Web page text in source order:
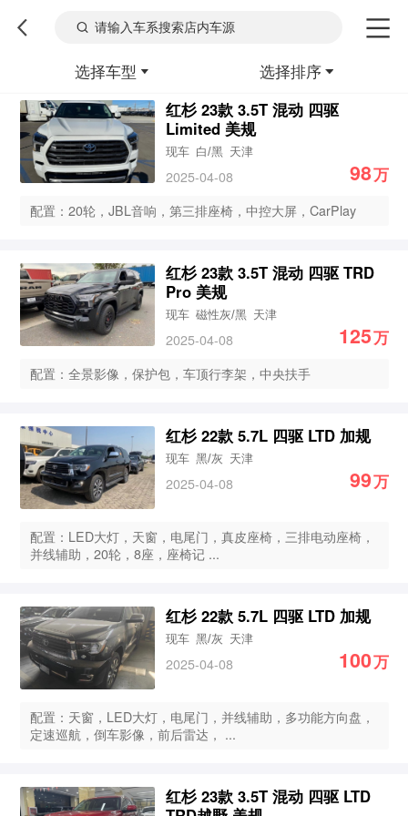
选择车型
选择排序
红杉 23款 3.5T 混动 四驱
Limited 美规
现车 白/黑 天津
2025-04-08 98万
配置：20轮，JBL音响，第三排座椅，中控大屏，CarPlay
红杉 23款 3.5T 混动 四驱 TRD
Pro 美规
现车 磁性灰/黑 天津
2025-04-08 125万
配置：全景影像，保护包，车顶行李架，中央扶手
红杉 22款 5.7L 四驱 LTD 加规
现车 黑/灰 天津
2025-04-08 99万
配置：LED大灯，天窗，电尾门，真皮座椅，三排电动座椅，
并线辅助，20轮，8座，座椅记 ...
红杉 22款 5.7L 四驱 LTD 加规
现车 黑/灰 天津
2025-04-08 100万
配置：天窗，LED大灯，电尾门，并线辅助，多功能方向盘，
定速巡航，倒车影像，前后雷达， ...
红杉 23款 3.5T 混动 四驱 LTD